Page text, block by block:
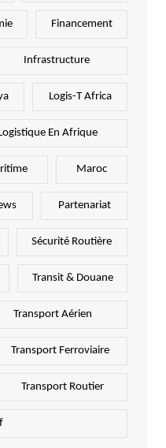
Financement
Infrastructure
Logis-T Africa
Logistique En Afrique
Maroc
Partenariat
Sécurité Routière
Transit & Douane
Transport Aérien
Transport Ferroviaire
Transport Routier